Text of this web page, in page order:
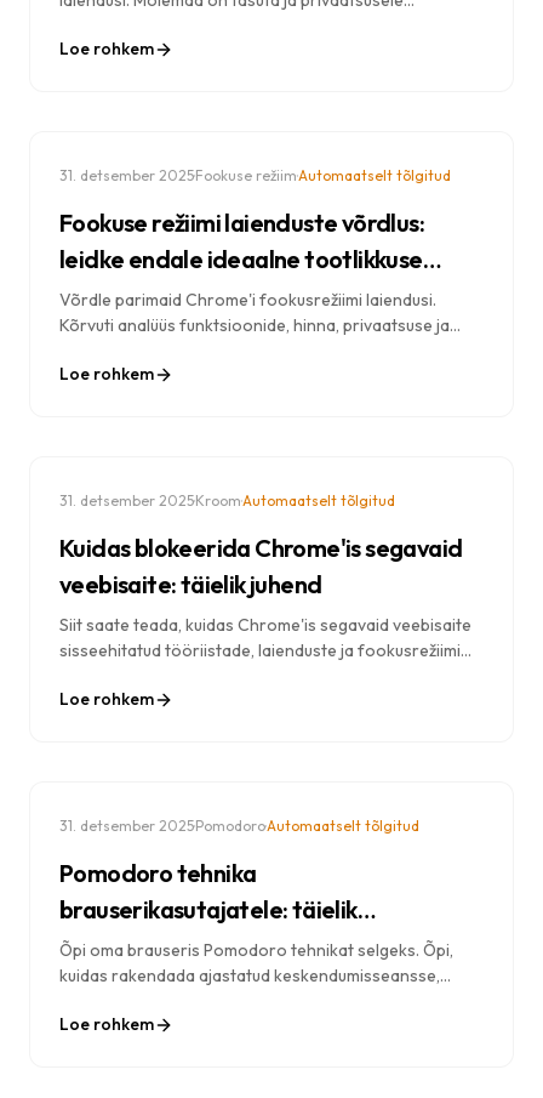
välja, kumb sulle kõige paremini sobib.
Loe rohkem
31. detsember 2025·Fookuse režiim·Automaatselt tõlgitud
Fookuse režiimi laienduste võrdlus:
leidke endale ideaalne tootlikkuse
tööriist
Võrdle parimaid Chrome'i fookusrežiimi laiendusi.
Kõrvuti analüüs funktsioonide, hinna, privaatsuse ja
Loe rohkem
31. detsember 2025·Kroom·Automaatselt tõlgitud
Kuidas blokeerida Chrome'is segavaid
veebisaite: täielik juhend
Siit saate teada, kuidas Chrome'is segavaid veebisaite
sisseehitatud tööriistade, laienduste ja fookusrežiimi
segajate kõrvaldamiseks.
Loe rohkem
31. detsember 2025·Pomodoro·Automaatselt tõlgitud
Pomodoro tehnika
brauserikasutajatele: täielik
rakendusjuhend
Õpi oma brauseris Pomodoro tehnikat selgeks. Õpi,
kuidas rakendada ajastatud keskendumisseansse,
oma tootlikkust.
Loe rohkem